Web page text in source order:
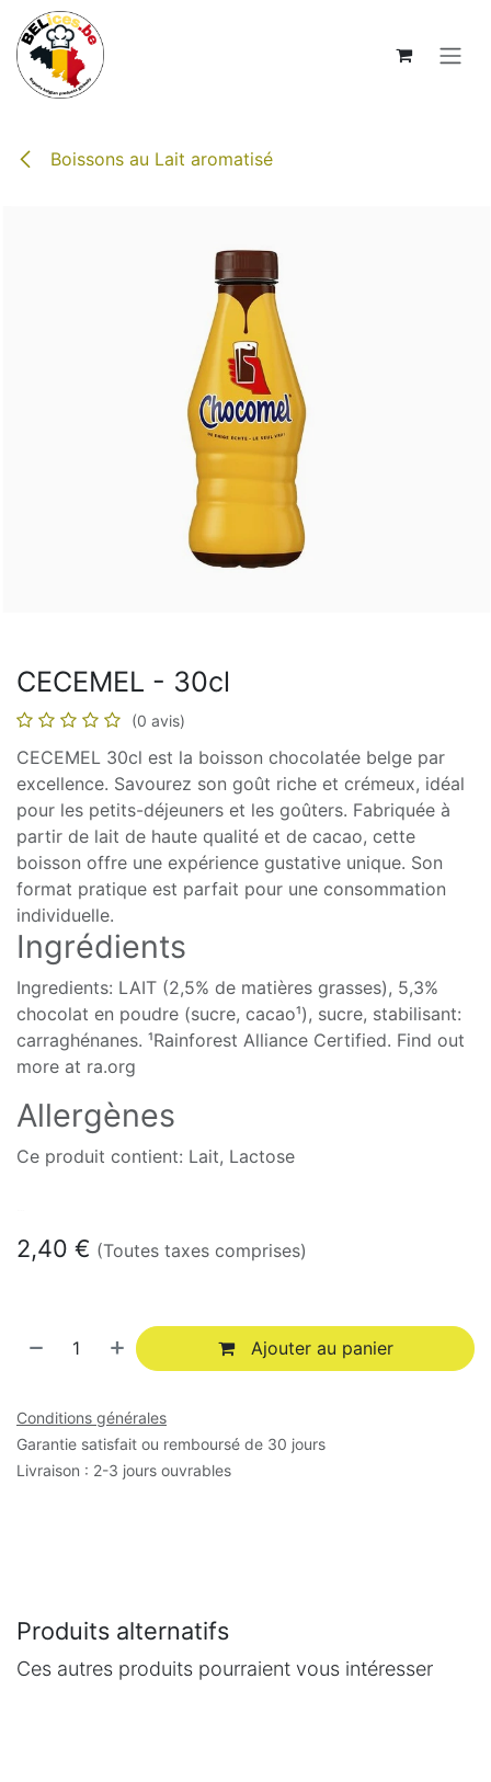
Se rendre au contenu
Boissons au Lait aromatisé
CECEMEL - 30cl
(0 avis)
CECEMEL 30cl est la boisson chocolatée belge par
excellence. Savourez son goût riche et crémeux, idéal
pour les petits-déjeuners et les goûters. Fabriquée à
partir de lait de haute qualité et de cacao, cette
boisson offre une expérience gustative unique. Son
format pratique est parfait pour une consommation
individuelle.
Ingrédients
Ingredients: LAIT (2,5% de matières grasses), 5,3%
chocolat en poudre (sucre, cacao¹), sucre, stabilisant:
carraghénanes. ¹Rainforest Alliance Certified. Find out
more at ra.org
Allergènes
Ce produit contient: Lait, Lactose
2,40 € (Toutes taxes comprises)
Ajouter au panier
Conditions générales
Garantie satisfait ou remboursé de 30 jours
Livraison : 2-3 jours ouvrables
Produits alternatifs
Ces autres produits pourraient vous intéresser